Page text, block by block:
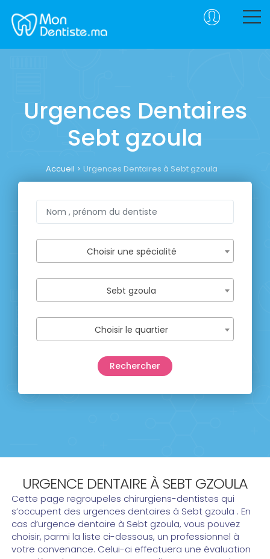
Urgences Dentaires
Sebt gzoula
Accueil Urgences Dentaires à Sebt gzoula
Choisir une spécialité
Sebt gzoula
Choisir le quartier
URGENCE DENTAIRE À SEBT GZOULA
Cette page regroupeles chirurgiens-dentistes qui
s’occupent des urgences dentaires à Sebt gzoula . En
cas d’urgence dentaire à Sebt gzoula, vous pouvez
choisir, parmi la liste ci-dessous, un professionnel à
votre convenance. Celui-ci effectuera une évaluation